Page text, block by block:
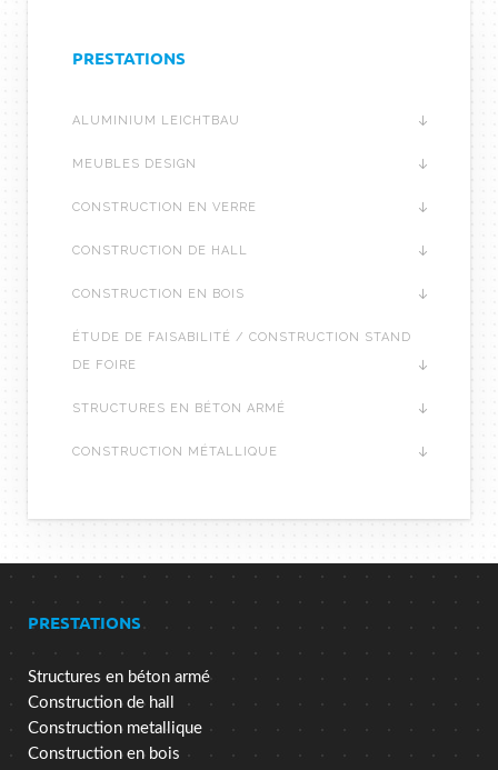
PRESTATIONS
ALUMINIUM LEICHTBAU
MEUBLES DESIGN
CONSTRUCTION EN VERRE
CONSTRUCTION DE HALL
CONSTRUCTION EN BOIS
ÉTUDE DE FAISABILITÉ / CONSTRUCTION STAND
DE FOIRE
STRUCTURES EN BÉTON ARMÉ
CONSTRUCTION MÉTALLIQUE
PRESTATIONS
Structures en béton armé
Construction de hall
Construction metallique
Construction en bois